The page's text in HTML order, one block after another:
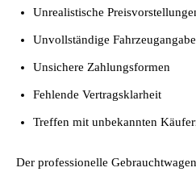
Unrealistische
Unvollständige
Unsichere Zahlungsformen
Fehlende Vertragsklarheit
Treffen mit unbekannten
Der professionelle